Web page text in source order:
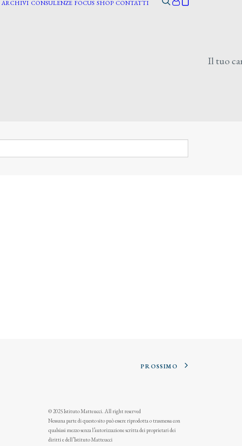
ARCHIVI CONSULENZE FOCUS SHOP CONTATTI
Il tuo
PROSSIMO
© 2025 Istituto Matteucci. All right reserved
Nessuna parte di questo sito può essere riprodotta o trasmessa con
qualsiasi mezzo senza l’autorizzazione scritta dei proprietari dei
diritti e dell’Istituto Matteucci